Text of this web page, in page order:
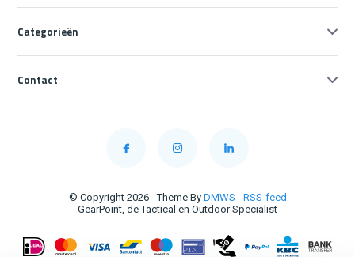
Categorieën
Contact
© Copyright 2026 - Theme By DMWS - RSS-feed
GearPoint, de Tactical en Outdoor Specialist